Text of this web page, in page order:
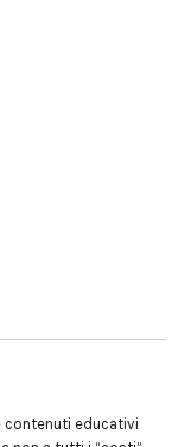
contenuti educativi